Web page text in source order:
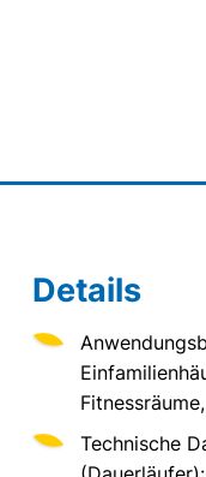
Details
Technische